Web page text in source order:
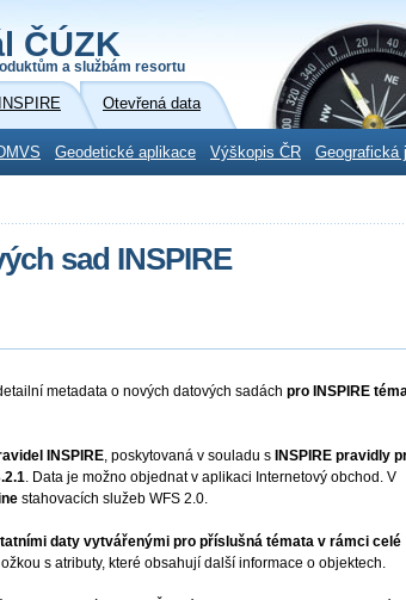
ČÚZK
a službám resortu
INSPIRE Otevřená data
Geodetické aplikace Výškopis ČR Geografická
sad INSPIRE
metadata o nových datových sadách pro INSPIRE
INSPIRE, poskytovaná v souladu s INSPIRE pravidly
. Data je možno objednat v aplikaci Internetový obchod. V
stahovacích služeb WFS 2.0.
daty vytvářenými pro příslušná témata v rámci celé
s atributy, které obsahují další informace o objektech.